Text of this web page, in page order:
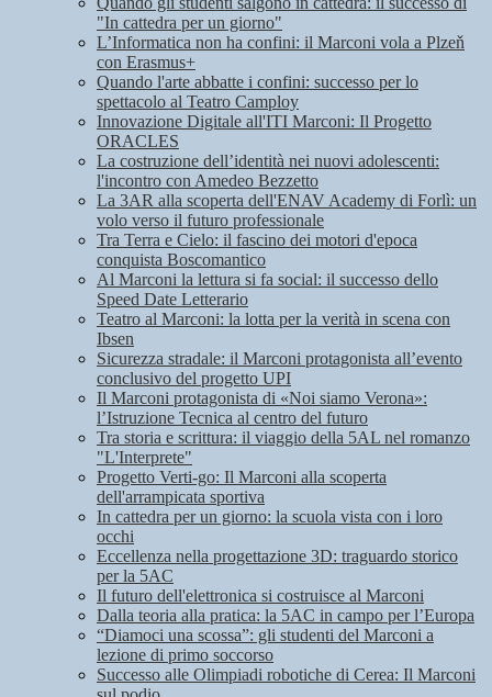
"In cattedra per un giorno"
L’Informatica non ha confini: il Marconi vola a Plzeň
con Erasmus+
Quando l'arte abbatte i confini: successo per lo
spettacolo al Teatro Camploy
Innovazione Digitale all'ITI Marconi: Il Progetto
ORACLES
La costruzione dell’identità nei nuovi adolescenti:
l'incontro con Amedeo Bezzetto
La 3AR alla scoperta dell'ENAV Academy di Forlì: un
volo verso il futuro professionale
Tra Terra e Cielo: il fascino dei motori d'epoca
conquista Boscomantico
Al Marconi la lettura si fa social: il successo dello
Speed Date Letterario
Teatro al Marconi: la lotta per la verità in scena con
Ibsen
Sicurezza stradale: il Marconi protagonista all’evento
conclusivo del progetto UPI
Il Marconi protagonista di «Noi siamo Verona»:
l’Istruzione Tecnica al centro del futuro
Tra storia e scrittura: il viaggio della 5AL nel romanzo
"L'Interprete"
Progetto Verti-go: Il Marconi alla scoperta
dell'arrampicata sportiva
In cattedra per un giorno: la scuola vista con i loro
occhi
Eccellenza nella progettazione 3D: traguardo storico
per la 5AC
Il futuro dell'elettronica si costruisce al Marconi
Dalla teoria alla pratica: la 5AC in campo per l’Europa
“Diamoci una scossa”: gli studenti del Marconi a
lezione di primo soccorso
Successo alle Olimpiadi robotiche di Cerea: Il Marconi